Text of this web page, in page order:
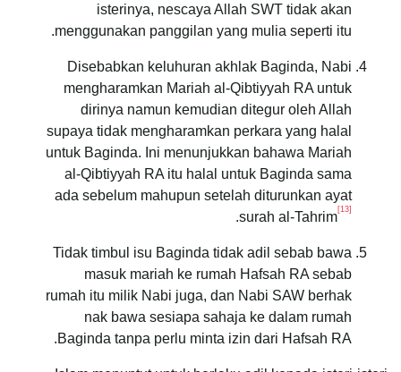
isterinya, nescaya Allah SWT tidak akan
menggunakan panggilan yang mulia seperti itu.
Disebabkan keluhuran akhlak Baginda, Nabi
mengharamkan Mariah al-Qibtiyyah RA untuk
dirinya namun kemudian ditegur oleh Allah
supaya tidak mengharamkan perkara yang halal
untuk Baginda. Ini menunjukkan bahawa Mariah
al-Qibtiyyah RA itu halal untuk Baginda sama
ada sebelum mahupun setelah diturunkan ayat
surah al-Tahrim[13]
.
Tidak timbul isu Baginda tidak adil sebab bawa
masuk mariah ke rumah Hafsah RA sebab
rumah itu milik Nabi juga, dan Nabi SAW berhak
nak bawa sesiapa sahaja ke dalam rumah
Baginda tanpa perlu minta izin dari Hafsah RA.